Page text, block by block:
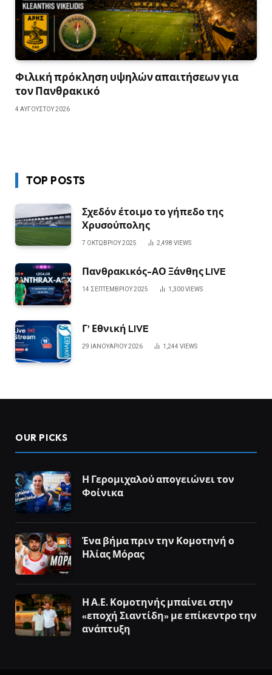
Φιλική πρόκληση υψηλών απαιτήσεων για
τον Πανθρακικό
4 ΑΥΓΟΎΣΤΟΥ 2026
TOP POSTS
Σχεδόν έτοιμο το γήπεδο της
Χρυσούπολης
7 ΟΚΤΩΒΡΊΟΥ 2025 2,498 VIEWS
Πανθρακικός-ΑΟ Ξάνθης LIVE
14 ΣΕΠΤΕΜΒΡΊΟΥ 2025 1,300VIEWS
Γ’ Εθνική LIVE
29 ΙΑΝΟΥΑΡΊΟΥ 2026 1,244 VIEWS
OUR PICKS
Η Γερομιχαλού απογειώνει τον
Φοίνικα
Ένα βήμα πριν την Κομοτηνή ο
Ηλίας Μόρας
Η Α.Ε. Κομοτηνής μπαίνει στην
«εποχή Σιαντίδη» με επίκεντρο την
ανάπτυξη